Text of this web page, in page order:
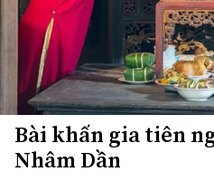
Bài khấn gia tiên
Nhâm Dần